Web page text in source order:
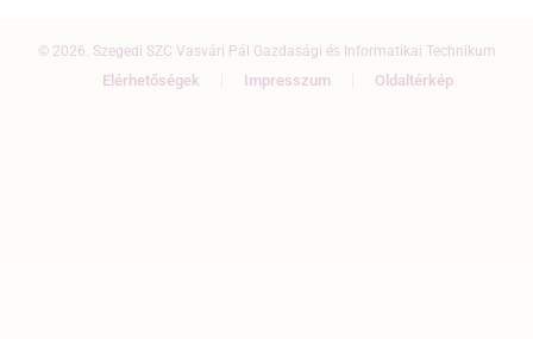
© 2026. Szegedi SZC Vasvári Pál Gazdasági és Informatikai Technikum
Elérhetőségek Impresszum Oldaltérkép